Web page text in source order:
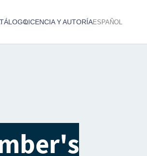
LICENCIA Y AUTORÍAESPAÑOL